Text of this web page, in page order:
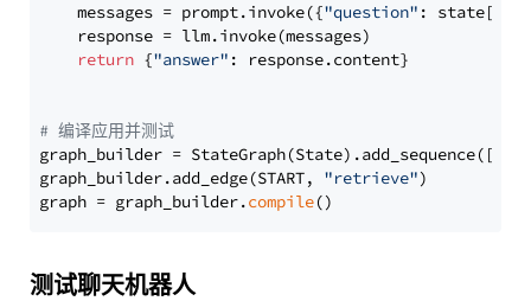
    messages = prompt.invoke({
"question" : state[
    response = llm.invoke(messages)
return {"answer" : response.content}
# 编译应用并测试
graph_builder =
graph_builder.add_edge(START, "retrieve")
graph = graph_builder.compile
测试聊天机器人